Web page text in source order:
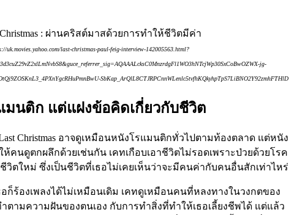
last-christmas-paul-feig-interview-142005563.html?
jg-
SbKap_ArQlL8CTJRPCnnWLenlc5tvfhKQkyhpTpS7LiBNO2Y92zmhFTHlD
นติก แต่แฝงข้อคิดเกี่ยวกับชีวิต
Christmas อาจดูเหมือนหนังโรแมนติกทั่วไปตามท้องตลาด แต่หนัง
คนดูตกผลึกด้วยเช่นกัน เคทเกือบเอาชีวิตไม่รอดเพราะป่วยด้วยโรค
วิตใหม่ ซึ่งเป็นชีวิตที่เธอไม่เคยเห็นว่าจะมีคนค่ากับคนอื่นสักเท่าไหร่
ก็ร้องเพลงได้ไม่เหมือนเดิม เคทดูเหมือนคนที่หลงทางในวงกตของ
ตามความฝันของตนเอง กับการทำสิ่งที่ทำให้เธอเลี้ยงชีพได้ แต่แล้ว